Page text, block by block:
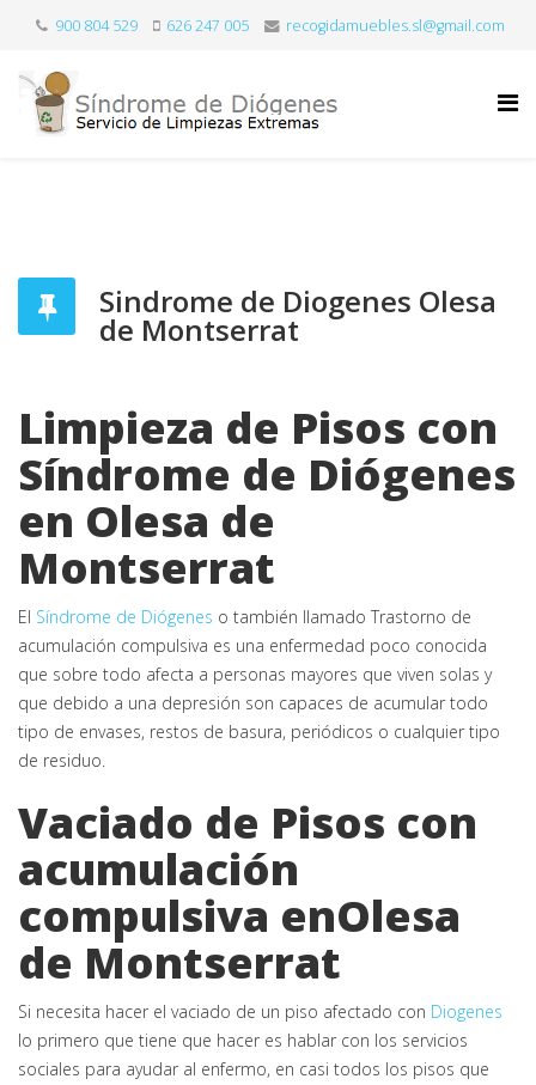
900 804 529 626 247 005 recogidamuebles.sl@gmail.com
Sindrome de Diogenes Olesa
de Montserrat
Limpieza de Pisos con
Síndrome de Diógenes
en Olesa de
Montserrat
El Síndrome de Diógenes o también llamado Trastorno de
acumulación compulsiva es una enfermedad poco conocida
que sobre todo afecta a personas mayores que viven solas y
que debido a una depresión son capaces de acumular todo
tipo de envases, restos de basura, periódicos o cualquier tipo
de residuo.
Vaciado de Pisos con
acumulación
compulsiva enOlesa
de Montserrat
Si necesita hacer el vaciado de un piso afectado con Diogenes
lo primero que tiene que hacer es hablar con los servicios
sociales para ayudar al enfermo, en casi todos los pisos que